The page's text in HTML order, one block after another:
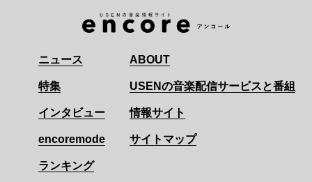
ニュース
特集
インタビュー
encoremode
ランキング
ABOUT
USENの音楽配信サービスと番組
情報サイト
サイトマップ